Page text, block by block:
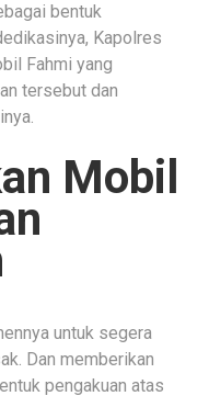
bentuk
Kapolres
Fahmi yang
tersebut dan
Mobil
untuk segera
Dan memberikan
pengakuan atas